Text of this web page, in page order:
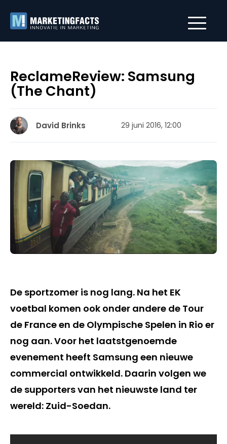
ReclameReview: Samsung
(The Chant)
David Brinks 29 juni 2016, 12:00
De sportzomer is nog lang. Na het EK
voetbal komen ook onder andere de Tour
de France en de Olympische Spelen in Rio er
nog aan. Voor het laatstgenoemde
evenement heeft Samsung een nieuwe
commercial ontwikkeld. Daarin volgen we
de supporters van het nieuwste land ter
wereld: Zuid-Soedan.